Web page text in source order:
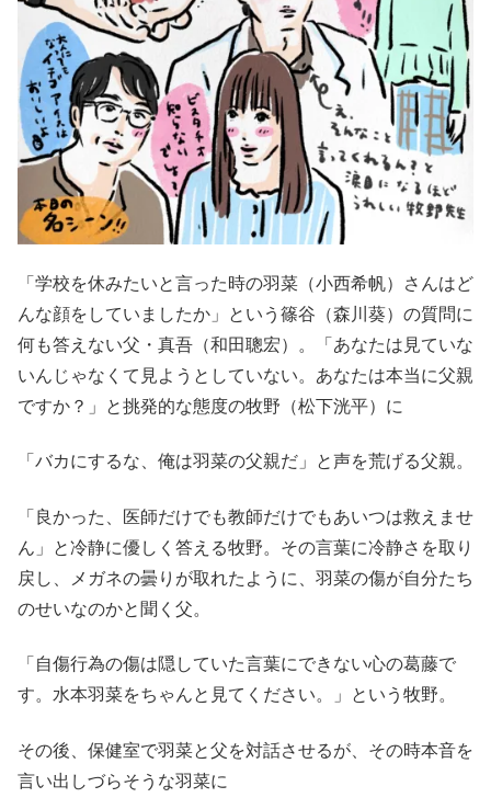
「学校を休みたいと言った時の羽菜（小西希帆）さんはど
んな顔をしていましたか」という篠谷（森川葵）の質問に
何も答えない父・真吾（和田聰宏）。「あなたは見ていな
いんじゃなくて見ようとしていない。あなたは本当に父親
ですか？」と挑発的な態度の牧野（松下洸平）に
「バカにするな、俺は羽菜の父親だ」と声を荒げる父親。
「良かった、医師だけでも教師だけでもあいつは救えませ
ん」と冷静に優しく答える牧野。その言葉に冷静さを取り
戻し、メガネの曇りが取れたように、羽菜の傷が自分たち
のせいなのかと聞く父。
「自傷行為の傷は隠していた言葉にできない心の葛藤で
す。水本羽菜をちゃんと見てください。」という牧野。
その後、保健室で羽菜と父を対話させるが、その時本音を
言い出しづらそうな羽菜に